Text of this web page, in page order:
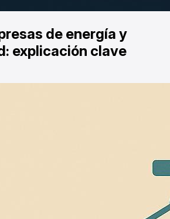
de energía y
explicación clave